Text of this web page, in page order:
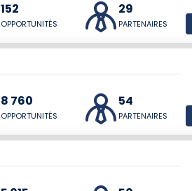
152
OPPORTUNITÉS
29
PARTENAIRES
8 760
OPPORTUNITÉS
54
PARTENAIRES